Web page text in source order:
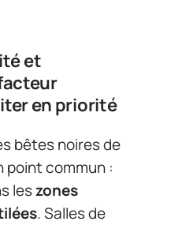
et
en priorité
bêtes noires de
point commun :
leszones
. Salles de